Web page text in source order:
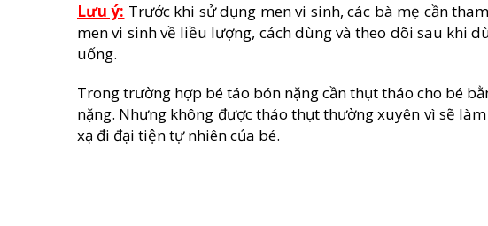
Lưu ý: Trước khi sử dụng men vi sinh, các bà mẹ cần
men vi sinh về liều lượng, cách dùng và theo dõi sau khi
uống.
Trong trường hợp bé táo bón nặng cần thụt tháo cho bé
nặng. Nhưng không được tháo thụt thường xuyên vì sẽ
xạ đi đại tiện tự nhiên của bé.